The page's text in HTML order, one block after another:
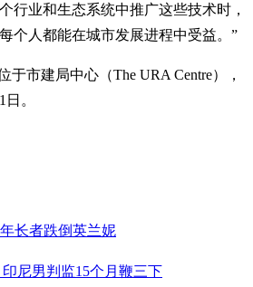
行业和生态系统中推广这些技术时，
个人都能在城市发展进程中受益。”
于市建局中心（The URA Centre），
。
年长者跌倒英兰妮
尼男判监15个月鞭三下